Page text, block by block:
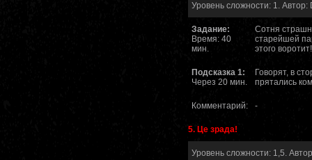
Уровень сложности: 1. Автор:
Задание:
Время: 40
мин.
Сотня
старейшей
этого воротит!
Подсказка 1:
Через 20 мин.
Говорят, в
прятались
Комментарий: -
5. Це зрада!
Уровень сложности: 1,5.